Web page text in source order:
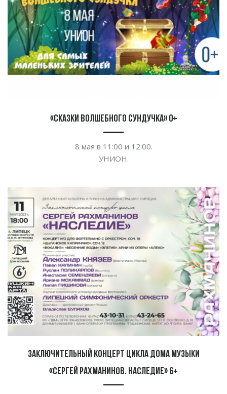
«Сказки волшебного сундучка» 0+
8 мая в 11:00 и 12:00.
УНИОН.
Заключительный концерт цикла Дома музыки
«Сергей Рахманинов. Наследие» 6+